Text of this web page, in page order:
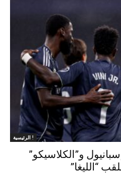
الرئيسية !
و”الكلاسيكو”
“الليغا”